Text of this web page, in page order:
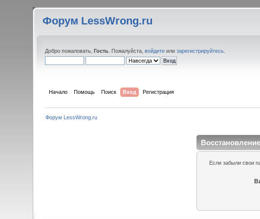
Форум LessWrong.ru
Добро пожаловать,Гость . Пожалуйста,войдите илизарегистрируйтесь
Начало Помощь Поиск Вход Регистрация
Форум LessWrong.ru
Если забыли свои